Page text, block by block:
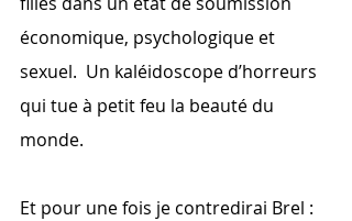
économique, psychologique et
sexuel.  Un kaléidoscope d’horreurs
qui tue à petit feu la beauté du
monde.
Et pour une fois je contredirai Brel :